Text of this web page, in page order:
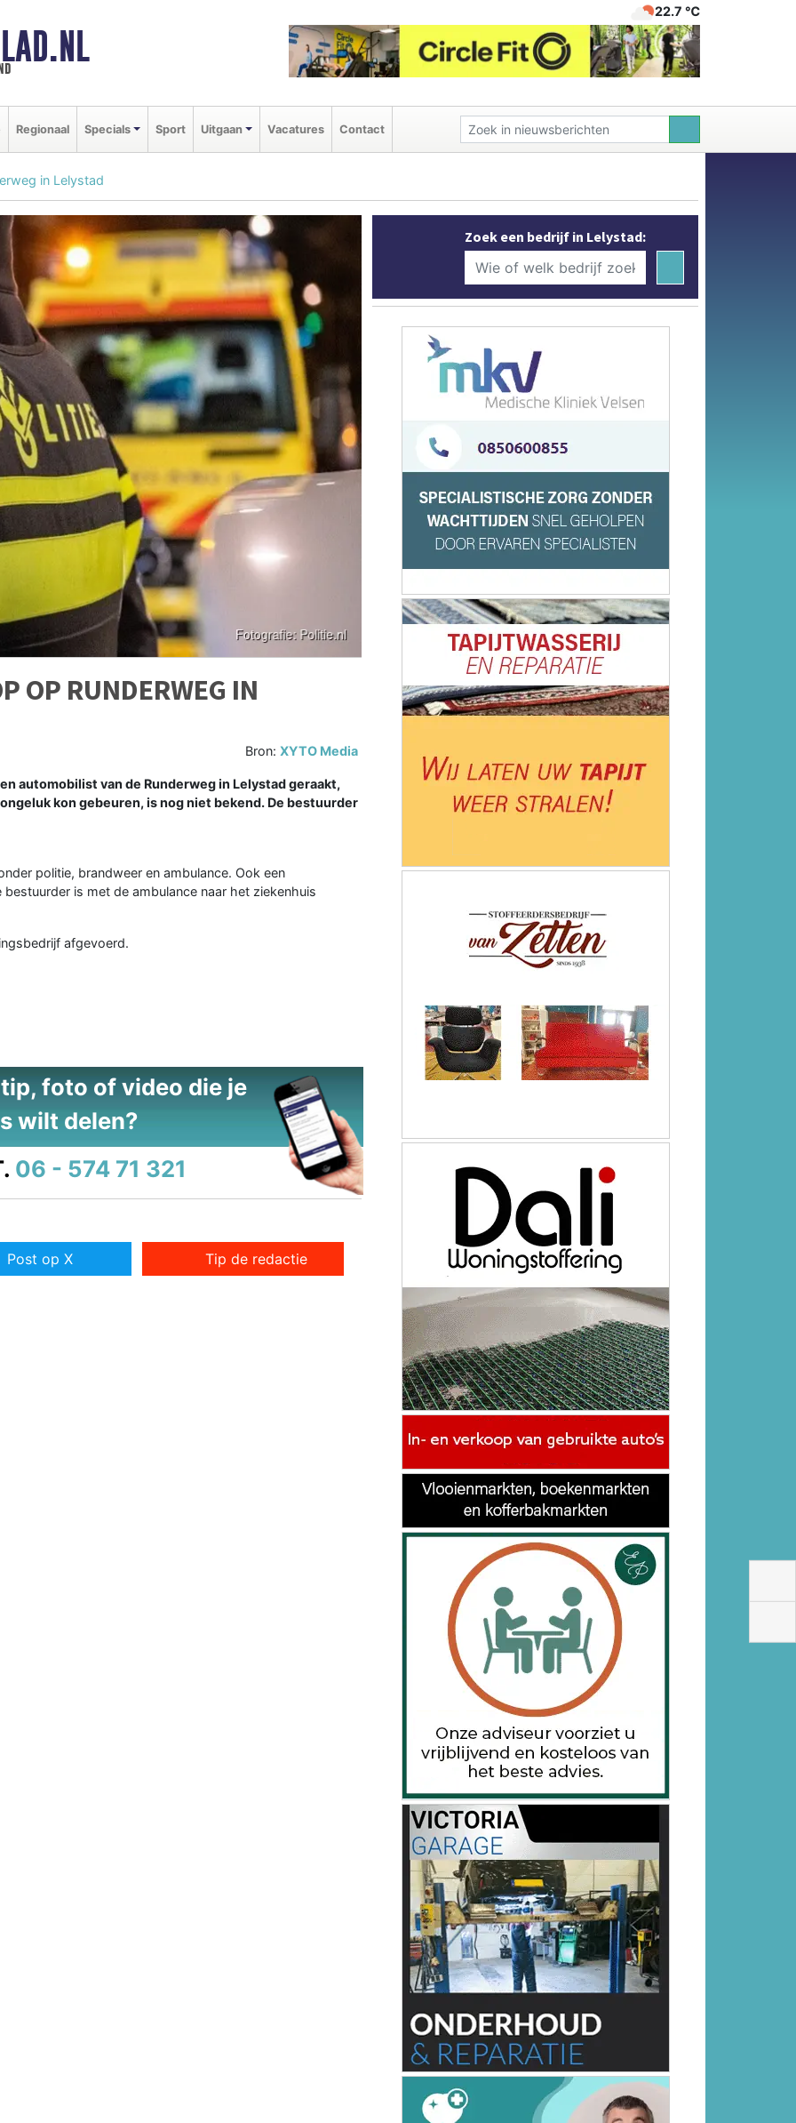
22.7 ℃
Regionaal Specials Sport Uitgaan Vacatures Contact
in Lelystad
OP RUNDERWEG IN
Bron:XYTO Media
automobilist van de Runderweg in Lelystad geraakt,
kon gebeuren, is nog niet bekend. De bestuurder
politie, brandweer en ambulance. Ook een
is met de ambulance naar het ziekenhuis
afgevoerd.
foto of video die je
wilt delen?
06 - 574 71 321
Post op X Tip de redactie
Zoek een bedrijf in Lelystad: